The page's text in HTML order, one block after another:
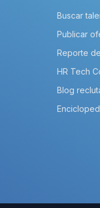
Buscar
Publicar
Reporte
HR Tech
Blog